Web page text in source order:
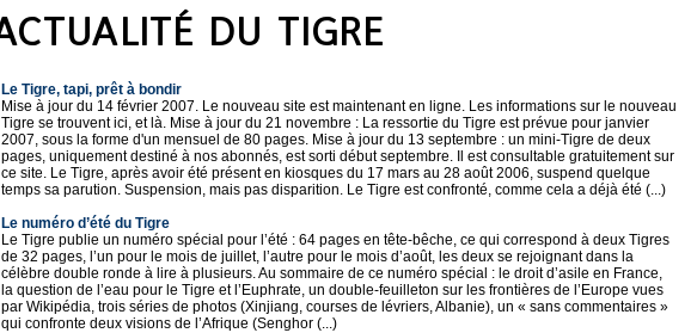
Le Tigre, tapi, prêt à bondir
Mise à jour du 14 février 2007. Le nouveau site est maintenant en ligne. Les informations sur le nouveau
Tigre se trouvent ici, et là. Mise à jour du 21 novembre : La ressortie du Tigre est prévue pour janvier
2007, sous la forme d'un mensuel de 80 pages. Mise à jour du 13 septembre : un mini-Tigre de deux
pages, uniquement destiné à nos abonnés, est sorti début septembre. Il est consultable gratuitement sur
ce site. Le Tigre, après avoir été présent en kiosques du 17 mars au 28 août 2006, suspend quelque
temps sa parution. Suspension, mais pas disparition. Le Tigre est confronté, comme cela a déjà été (...)
Le numéro d’été du Tigre
Le Tigre publie un numéro spécial pour l’été : 64 pages en tête-bêche, ce qui correspond à deux Tigres
de 32 pages, l’un pour le mois de juillet, l’autre pour le mois d’août, les deux se rejoignant dans la
célèbre double ronde à lire à plusieurs. Au sommaire de ce numéro spécial : le droit d’asile en France,
la question de l’eau pour le Tigre et l’Euphrate, un double-feuilleton sur les frontières de l’Europe vues
par Wikipédia, trois séries de photos (Xinjiang, courses de lévriers, Albanie), un « sans commentaires »
qui confronte deux visions de l’Afrique (Senghor (...)